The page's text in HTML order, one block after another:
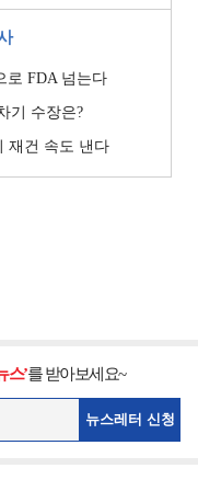
로 FDA 넘는다
기 수장은?
재건 속도 낸다
스’를 받아보세요~
뉴스레터 신청